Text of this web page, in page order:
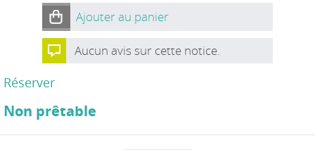
Ajouter au panier
Aucun avis sur cette notice.
Réserver
Non prêtable